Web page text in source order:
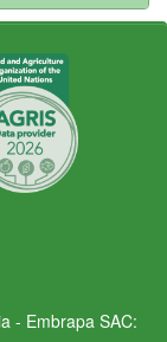
- Embrapa SAC: